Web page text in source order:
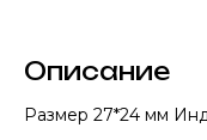
Описание
Размер 27*24 мм